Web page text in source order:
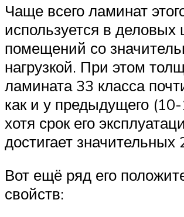
Чаще всего ламинат
используется в деловых
помещений со
нагрузкой. При этом
ламината 33 класса
как и у предыдущего
хотя срок его
достигает значительных
Вот ещё ряд его
свойств: